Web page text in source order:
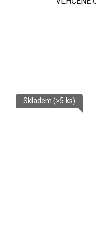
Skladem (>5 ks)